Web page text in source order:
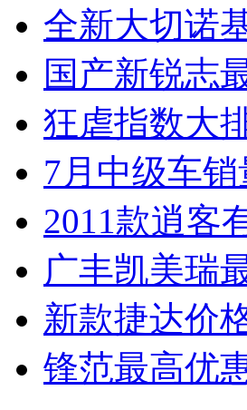
全新大切诺
国产新锐志
狂虐指数大
7月中级车
2011款逍客
广丰凯美瑞
新款捷达价
锋范最高优